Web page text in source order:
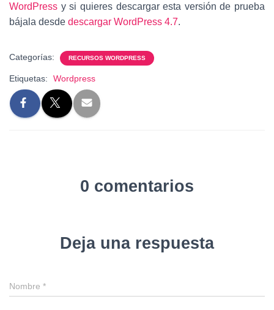
WordPress y si quieres descargar esta versión de prueba
bájala desde descargar WordPress 4.7.
Categorías: RECURSOS WORDPRESS
Etiquetas: Wordpress
0 comentarios
Deja una respuesta
Nombre *